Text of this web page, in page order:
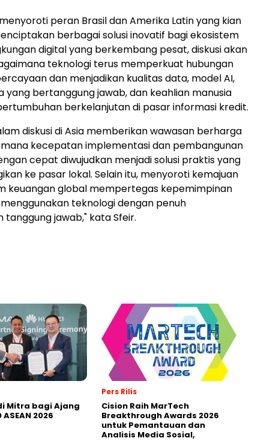
peran Brasil dan Amerika Latin yang kian
berbagai solusi inovatif bagi ekosistem
digital yang berkembang pesat, diskusi akan
teknologi terus memperkuat hubungan
dan menjadikan kualitas data, model AI,
yang bertanggung jawab, dan keahlian manusia
berkelanjutan di pasar informasi kredit.
diskusi di Asia memberikan wawasan berharga
kecepatan implementasi dan pembangunan
cepat diwujudkan menjadi solusi praktis yang
ke pasar lokal. Selain itu, menyoroti kemajuan
keuangan global mempertegas kepemimpinan
teknologi dengan penuh
jawab," kata Sfeir.
Mitra bagi Ajang
ASEAN 2026
Pers Rilis
Cision Raih MarTech
Breakthrough Awards 2026
untuk Pemantauan dan
Analisis Media Sosial,